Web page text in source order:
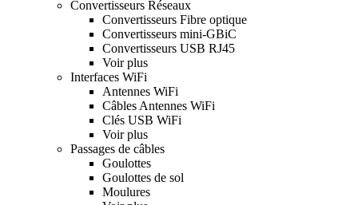
Convertisseurs Réseaux
Convertisseurs Fibre optique
Convertisseurs mini-GBiC
Convertisseurs USB RJ45
Voir plus
Interfaces WiFi
Antennes WiFi
Câbles Antennes WiFi
Clés USB WiFi
Voir plus
Passages de câbles
Goulottes
Goulottes de sol
Moulures